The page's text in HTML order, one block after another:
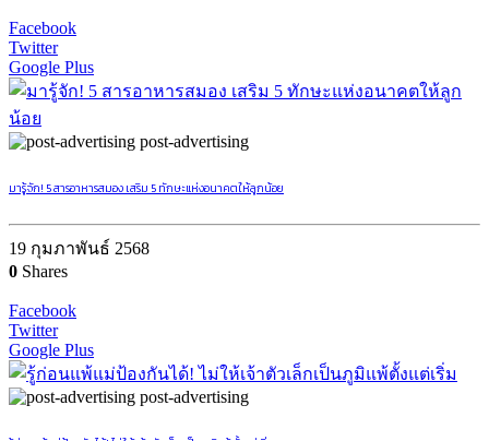
Facebook
Twitter
Google Plus
post-advertising
มารู้จัก! 5 สารอาหารสมอง เสริม 5 ทักษะแห่งอนาคตให้ลูกน้อย
19 กุมภาพันธ์ 2568
0 Shares
Facebook
Twitter
Google Plus
post-advertising